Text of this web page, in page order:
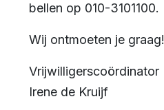
bellen op 010-3101100.
Wij ontmoeten je graag!
Vrijwilligerscoördinator
Irene de Kruijf